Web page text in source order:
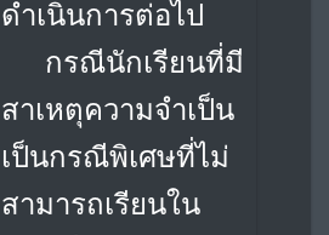
ดำเนินการต่อไป
กรณีนักเรียนที่มี
สาเหตุความจำเป็น
เป็นกรณีพิเศษที่ไม่
สามารถเรียนใน